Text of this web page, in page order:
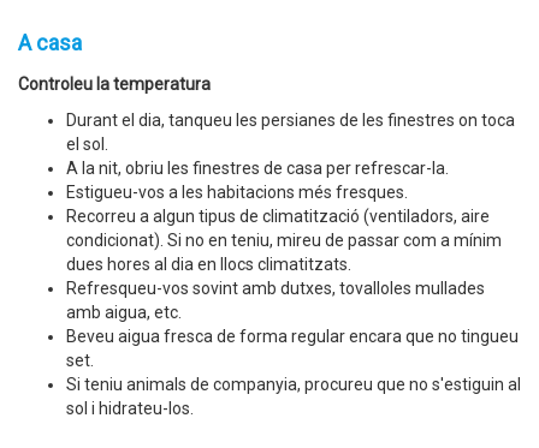
A casa
Controleu la temperatura
Durant el dia, tanqueu les persianes de les finestres on toca
el sol.
A la nit, obriu les finestres de casa per refrescar-la.
Estigueu-vos a les habitacions més fresques.
Recorreu a algun tipus de climatització (ventiladors, aire
condicionat). Si no en teniu, mireu de passar com a mínim
dues hores al dia en llocs climatitzats.
Refresqueu-vos sovint amb dutxes, tovalloles mullades
amb aigua, etc.
Beveu aigua fresca de forma regular encara que no tingueu
set.
Si teniu animals de companyia, procureu que no s'estiguin al
sol i hidrateu-los.